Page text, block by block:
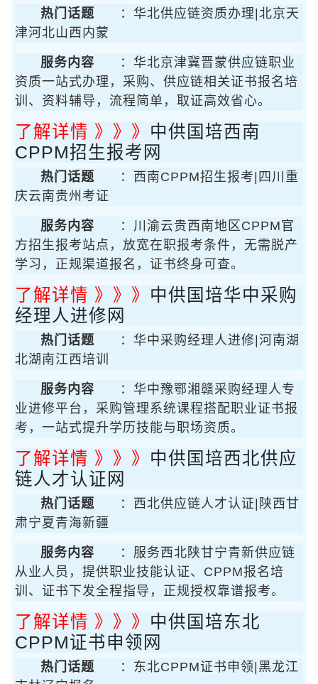
热门话题
：华北供应链资质办理|北京天
津河北山西内蒙
服务内容
：华北京津冀晋蒙供应链职业
资质一站式办理，采购、供应链相关证书报名培
训、资料辅导，流程简单，取证高效省心。
了解详情 》》》 中供国培西南
CPPM招生报考网
热门话题
：西南CPPM招生报考|四川重
庆云南贵州考证
服务内容
：川渝云贵西南地区CPPM官
方招生报考站点，放宽在职报考条件，无需脱产
学习，正规渠道报名，证书终身可查。
了解详情 》》》 中供国培华中采购
经理人进修网
热门话题
：华中采购经理人进修|河南湖
北湖南江西培训
服务内容
：华中豫鄂湘赣采购经理人专
业进修平台，采购管理系统课程搭配职业证书报
考，一站式提升学历技能与职场资质。
了解详情 》》》 中供国培西北供应
链人才认证网
热门话题
：西北供应链人才认证|陕西甘
肃宁夏青海新疆
服务内容
：服务西北陕甘宁青新供应链
从业人员，提供职业技能认证、CPPM报名培
训、证书下发全程指导，正规授权靠谱报考。
了解详情 》》》 中供国培东北
CPPM证书申领网
热门话题
：东北CPPM证书申领|黑龙江